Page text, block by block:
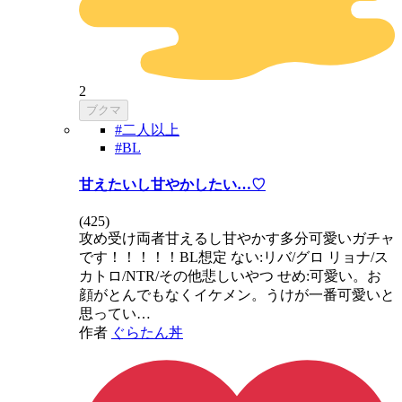
2
ブクマ
#二人以上
#BL
甘えたいし甘やかしたい…♡
(425)
攻め受け両者甘えるし甘やかす多分可愛いガチャ
です！！！！！BL想定 ない:リバ/グロ リョナ/ス
カトロ/NTR/その他悲しいやつ せめ:可愛い。お
顔がとんでもなくイケメン。うけが一番可愛いと
思ってい…
作者 ぐらたん丼